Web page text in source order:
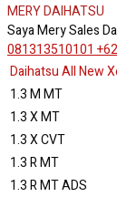
MERY DAIHATSU
Saya Mery Sales
081313510101
Daihatsu All New
1.3 M MT
1.3 X MT
1.3 X CVT
1.3 R MT
1.3 R MT ADS